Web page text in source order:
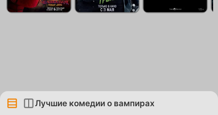
Лучшие комедии о вампирах